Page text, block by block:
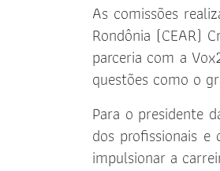
As comissões
Rondônia (CEAR)
parceria com a
questões como o
Para o presidente
dos profissionais
impulsionar a